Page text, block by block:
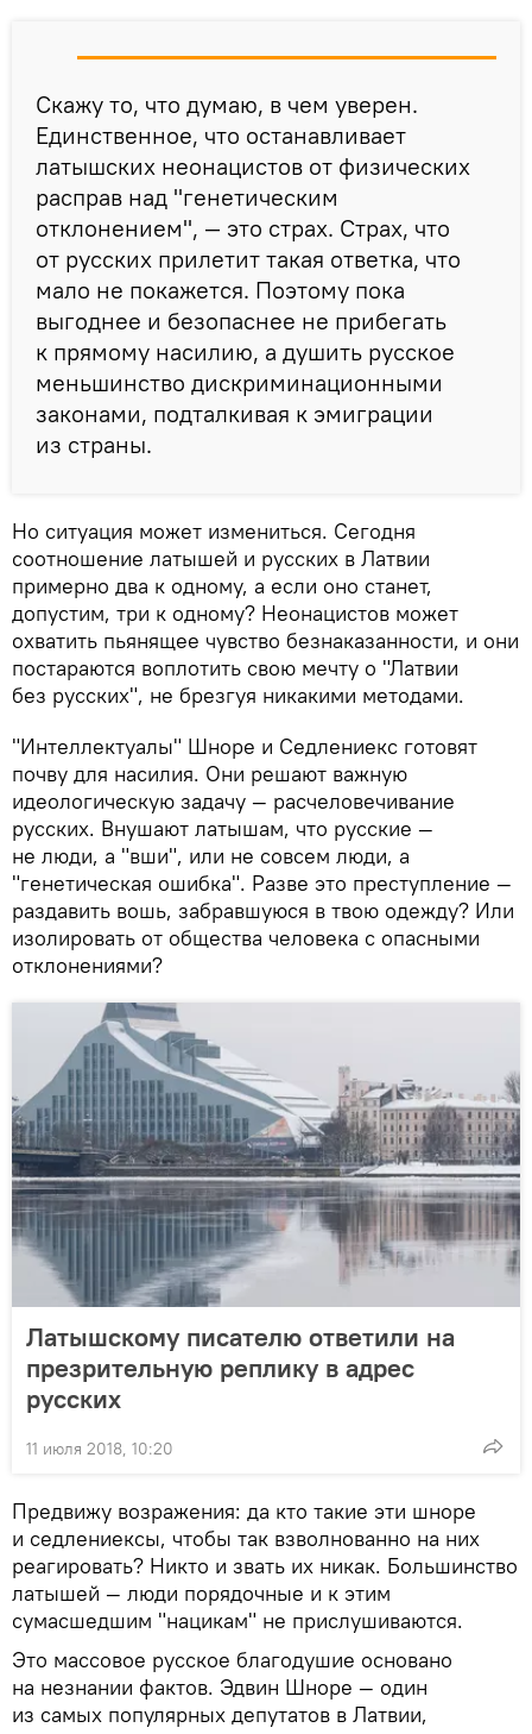
Скажу то, что думаю, в чем уверен.
Единственное, что останавливает
латышских неонацистов от физических
расправ над "генетическим
отклонением", — это страх. Страх, что
от русских прилетит такая ответка, что
мало не покажется. Поэтому пока
выгоднее и безопаснее не прибегать
к прямому насилию, а душить русское
меньшинство дискриминационными
законами, подталкивая к эмиграции
из страны.
Но ситуация может измениться. Сегодня
соотношение латышей и русских в Латвии
примерно два к одному, а если оно станет,
допустим, три к одному? Неонацистов может
охватить пьянящее чувство безнаказанности, и они
постараются воплотить свою мечту о "Латвии
без русских", не брезгуя никакими методами.
"Интеллектуалы" Шноре и Седлениекс готовят
почву для насилия. Они решают важную
идеологическую задачу — расчеловечивание
русских. Внушают латышам, что русские —
не люди, а "вши", или не совсем люди, а
"генетическая ошибка". Разве это преступление —
раздавить вошь, забравшуюся в твою одежду? Или
изолировать от общества человека с опасными
отклонениями?
Латышскому писателю ответили на
презрительную реплику в адрес
русских
11 июля 2018, 10:20
Предвижу возражения: да кто такие эти шноре
и седлениексы, чтобы так взволнованно на них
реагировать? Никто и звать их никак. Большинство
латышей — люди порядочные и к этим
сумасшедшим "нацикам" не прислушиваются.
Это массовое русское благодушие основано
на незнании фактов. Эдвин Шноре — один
из самых популярных депутатов в Латвии,